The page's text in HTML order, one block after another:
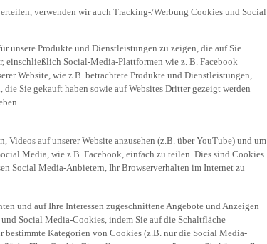
verwenden wir auch Tracking-/Werbung Cookies und Social
unsere Produkte und Dienstleistungen zu zeigen, die auf Sie
einschließlich Social-Media-Plattformen wie z. B. Facebook
Website, wie z.B. betrachtete Produkte und Dienstleistungen,
Sie gekauft haben sowie auf Websites Dritter gezeigt werden
auf unserer Website anzusehen (z.B. über YouTube) und um
Media, wie z.B. Facebook, einfach zu teilen. Dies sind Cookies
Social Media-Anbietern, Ihr Browserverhalten im Internet zu
und auf Ihre Interessen zugeschnittene Angebote und Anzeigen
Social Media-Cookies, indem Sie auf die Schaltfläche
Kategorien von Cookies (z.B. nur die Social Media-